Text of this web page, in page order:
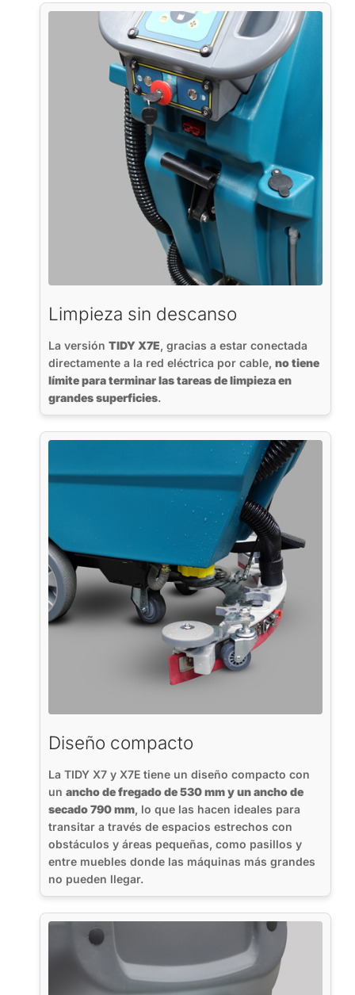
Limpieza sin descanso
La versión TIDY X7E, gracias a estar conectada
directamente a la red eléctrica por cable, no tiene
límite para terminar las tareas de limpieza en
grandes superficies.
Diseño compacto
La TIDY X7 y X7E tiene un diseño compacto con
un ancho de fregado de 530 mm y un ancho de
secado 790 mm, lo que las hacen ideales para
transitar a través de espacios estrechos con
obstáculos y áreas pequeñas, como pasillos y
entre muebles donde las máquinas más grandes
no pueden llegar.